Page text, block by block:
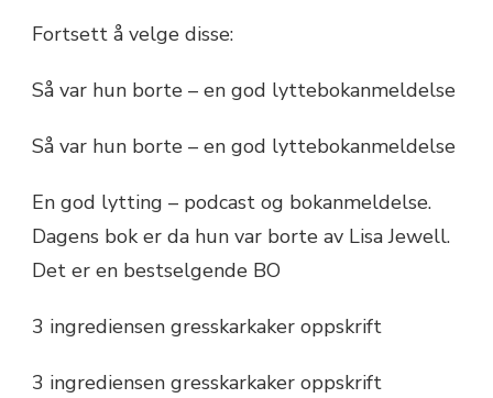
Fortsett å velge disse:
Så var hun borte – en god lyttebokanmeldelse
Så var hun borte – en god lyttebokanmeldelse
En god lytting – podcast og bokanmeldelse.
Dagens bok er da hun var borte av Lisa Jewell.
Det er en bestselgende BO
3 ingrediensen gresskarkaker oppskrift
3 ingrediensen gresskarkaker oppskrift